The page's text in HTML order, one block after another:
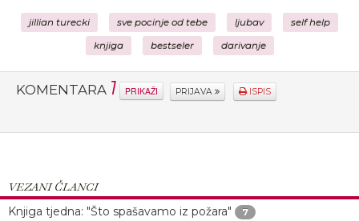
jillian turecki sve pocinje od tebe ljubav self help
knjiga bestseler darivanje
KOMENTARA 1 PRIKAŽI PRIJAVA ISPIS
VEZANI ČLANCI
Knjiga tjedna: "Što spašavamo iz požara"
7